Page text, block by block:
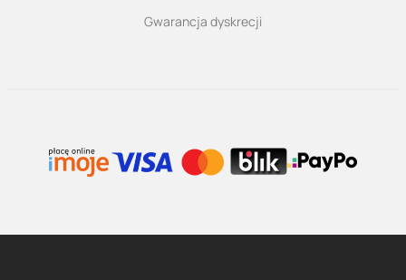
Gwarancja dyskrecji